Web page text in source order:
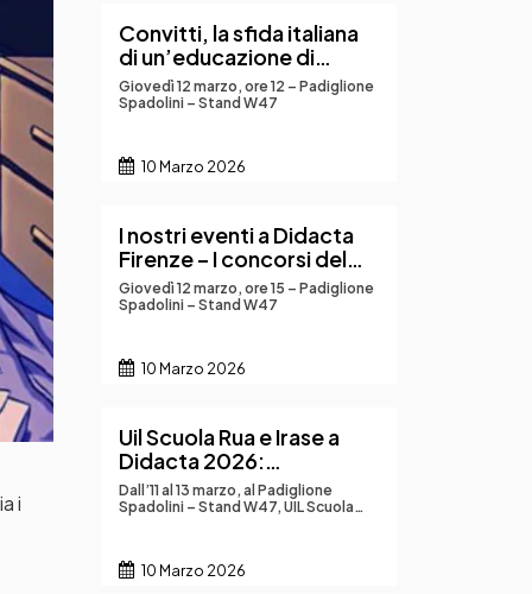
i
Convitti, la sfida italiana
di un’educazione di
qualità
Giovedì 12 marzo, ore 12 – Padiglione
Spadolini – Stand W47
10 Marzo 2026
I nostri eventi a Didacta
Firenze – I concorsi del
MAECI per la
destinazione alle scuole
Giovedì 12 marzo, ore 15 – Padiglione
Spadolini – Stand W47
10 Marzo 2026
Uil Scuola Rua e Irase a
Didacta 2026:
innovazione, IA,
storytelling, convitti e
al centro della
formazione
Dall’11 al 13 marzo, al Padiglione
Spadolini – Stand W47, UIL Scuola
ricco programma di workshop e
incontri dedicati alla crescita
10 Marzo 2026